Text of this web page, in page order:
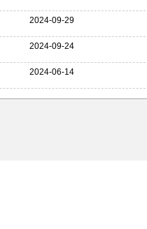
2024-09-29
2024-09-24
2024-06-14